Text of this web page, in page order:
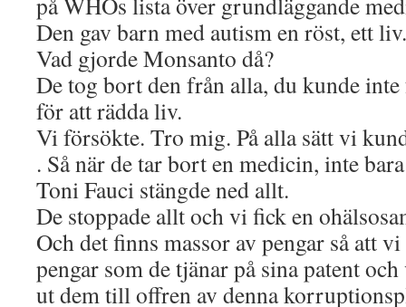
Den gav barn med autism en röst, ett liv.
Vad gjorde Monsanto då?
De tog bort den från alla, du kunde inte
för att rädda liv.
Vi försökte. Tro mig. På alla sätt vi
. Så när de tar bort en medicin, inte
Toni Fauci stängde ned allt.
De stoppade allt och vi fick en
Och det finns massor av pengar så att
pengar som de tjänar på sina patent
ut dem till offren av denna